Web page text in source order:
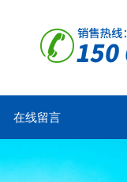
在线留言